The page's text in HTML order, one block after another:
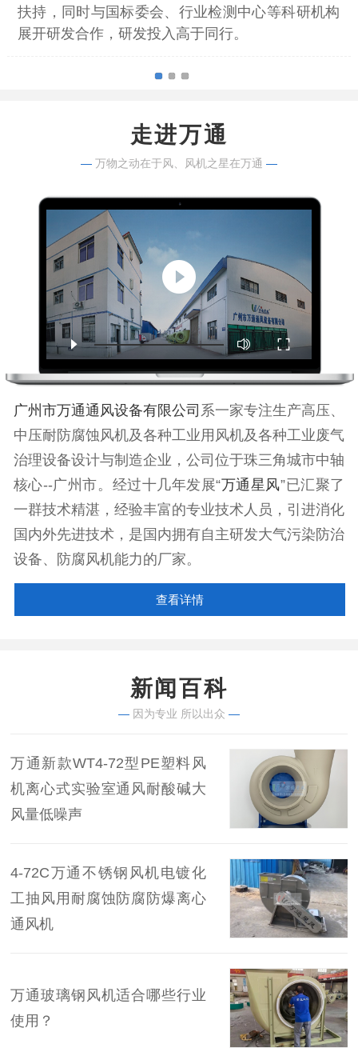
扶持，同时与国标委会、行业检测中心等科研机构
展开研发合作，研发投入高于同行。
走进万通
— 万物之动在于风、风机之星在万通 —
广州市万通通风设备有限公司 系一家专注生产高压、
中压耐防腐蚀风机及各种工业用风机及各种工业废气
治理设备设计与制造企业，公司位于珠三角城市中轴
核心--广州市。经过十几年发展“万通星风”已汇聚了
一群技术精湛，经验丰富的专业技术人员，引进消化
国内外先进技术，是国内拥有自主研发大气污染防治
设备、防腐风机能力的厂家。
查看详情
新闻百科
— 因为专业 所以出众 —
万通新款WT4-72型PE塑料风
机离心式实验室通风耐酸碱大
风量低噪声
4-72C万通不锈钢风机电镀化
工抽风用耐腐蚀防腐防爆离心
通风机
万通玻璃钢风机适合哪些行业
使用？